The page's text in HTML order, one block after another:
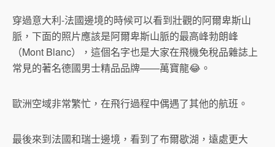
穿過意大利-法國邊境的時候可以看到壯觀的阿爾卑斯山
脈，下面的照片應該是阿爾卑斯山脈的最高峰勃朗峰
（Mont Blanc），這個名字也是大家在飛機免稅品雜誌上
常見的著名德國男士精品品牌——萬寶龍😂。
歐洲空域非常繁忙，在飛行過程中偶遇了其他的航班。
最後來到法國和瑞士邊境，看到了布爾歇湖，遠處更大